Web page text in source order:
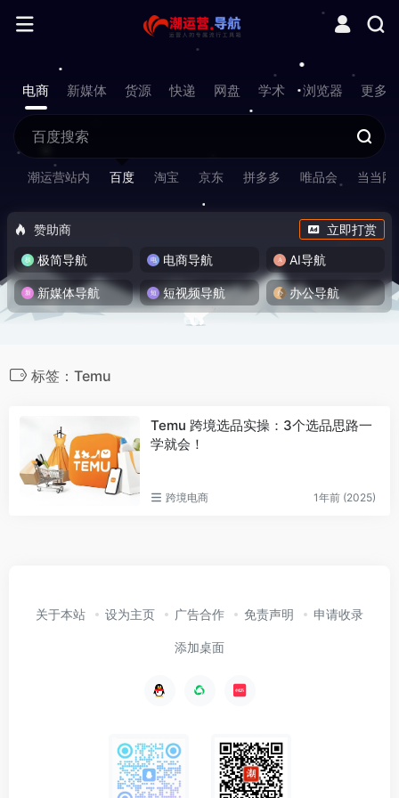
电商 新媒体 货源 快递 网盘 学术 浏览器 更多
潮运营站内 百度 淘宝 京东 拼多多 唯品会 当当网
赞助商
立即打赏
极简导航
电商导航 AI导航
新媒体导航 短视频导航 办公导航
标签：Temu
Temu 跨境选品实操：3个选品思路一
学就会！
跨境电商 1年前 (2025)
关于本站 设为主页 广告合作 免责声明 申请收录
添加桌面